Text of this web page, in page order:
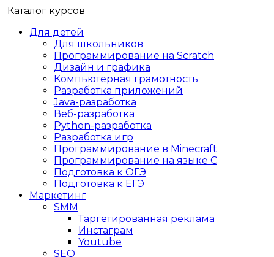
Каталог курсов
Для детей
Для школьников
Программирование на Scratch
Дизайн и графика
Компьютерная грамотность
Разработка приложений
Java-разработка
Веб-разработка
Python-разработка
Разработка игр
Программирование в Minecraft
Программирование на языке C
Подготовка к ОГЭ
Подготовка к ЕГЭ
Маркетинг
SMM
Таргетированная реклама
Инстаграм
Youtube
SEO